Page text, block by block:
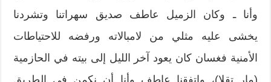
وأنا ـ وكان الزميل عاطف صديق سهراتنا وتشردنا
يخشى عليه مثلي من لامبالاته ورفضه للاحتياطات
الأمنية فغسان كان يعود آخر الليل إلى بيته في الحازمية